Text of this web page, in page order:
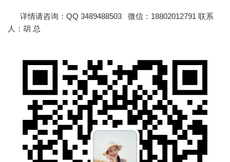
详情请咨询：QQ 3489488503 微信：18802012791 联系
人：胡 总